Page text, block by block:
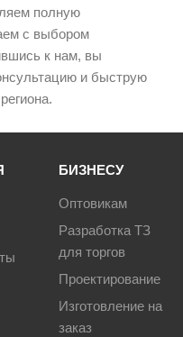
полную
с выбором
к нам, вы
и быструю
БИЗНЕСУ
Оптовикам
Разработка ТЗ
для торгов
Проектирование
Изготовление на
заказ